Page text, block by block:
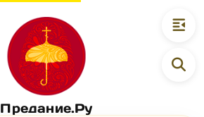
Предание.Ру